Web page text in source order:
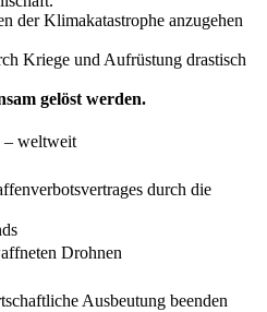
der Klimakatastrophe anzugehen
Kriege und Aufrüstung drastisch
gelöst werden.
– weltweit
durch die
Drohnen
Ausbeutung beenden